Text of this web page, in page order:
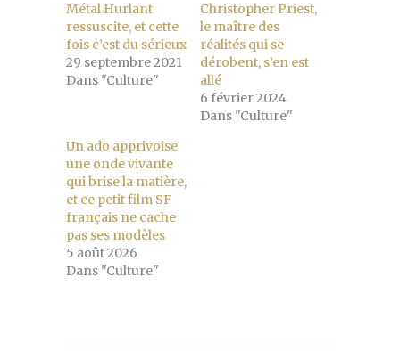
Métal Hurlant
ressuscite, et cette
fois c’est du sérieux
29 septembre 2021
Dans "Culture"
Christopher Priest,
le maître des
réalités qui se
dérobent, s’en est
allé
6 février 2024
Dans "Culture"
Un ado apprivoise
une onde vivante
qui brise la matière,
et ce petit film SF
français ne cache
pas ses modèles
5 août 2026
Dans "Culture"